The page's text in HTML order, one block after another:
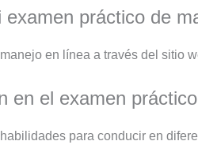
práctico de
en línea a través del sitio
en el examen
para conducir en